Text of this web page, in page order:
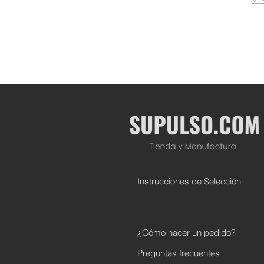
Instrucciones de Selección
¿Cómo hacer un pedido?
Preguntas frecuentes